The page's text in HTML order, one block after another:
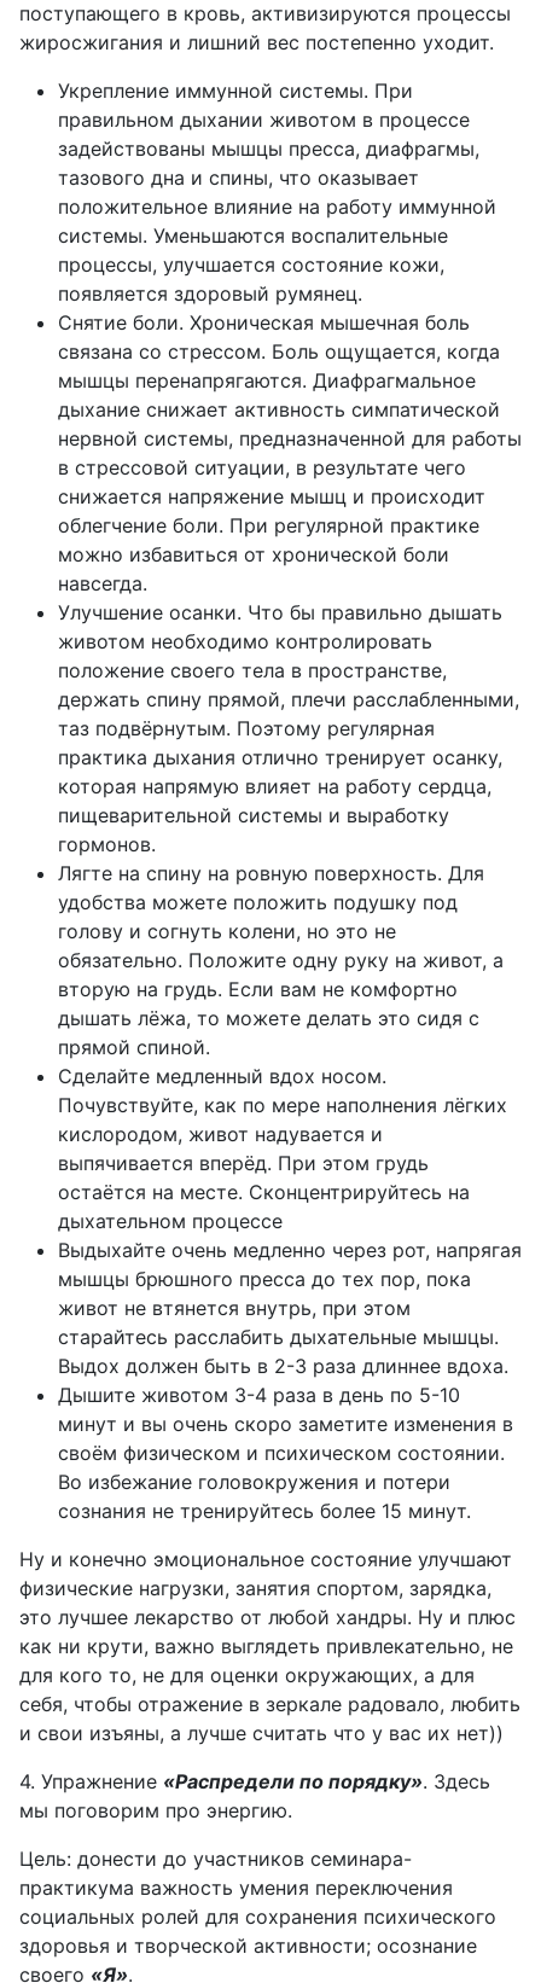
поступающего в кровь, активизируются процессы
жиросжигания и лишний вес постепенно уходит.
Укрепление иммунной системы. При
правильном дыхании животом в процессе
задействованы мышцы пресса, диафрагмы,
тазового дна и спины, что оказывает
положительное влияние на работу иммунной
системы. Уменьшаются воспалительные
процессы, улучшается состояние кожи,
появляется здоровый румянец.
Снятие боли. Хроническая мышечная боль
связана со стрессом. Боль ощущается, когда
мышцы перенапрягаются. Диафрагмальное
дыхание снижает активность симпатической
нервной системы, предназначенной для работы
в стрессовой ситуации, в результате чего
снижается напряжение мышц и происходит
облегчение боли. При регулярной практике
можно избавиться от хронической боли
навсегда.
Улучшение осанки. Что бы правильно дышать
животом необходимо контролировать
положение своего тела в пространстве,
держать спину прямой, плечи расслабленными,
таз подвёрнутым. Поэтому регулярная
практика дыхания отлично тренирует осанку,
которая напрямую влияет на работу сердца,
пищеварительной системы и выработку
гормонов.
Лягте на спину на ровную поверхность. Для
удобства можете положить подушку под
голову и согнуть колени, но это не
обязательно. Положите одну руку на живот, а
вторую на грудь. Если вам не комфортно
дышать лёжа, то можете делать это сидя с
прямой спиной.
Сделайте медленный вдох носом.
Почувствуйте, как по мере наполнения лёгких
кислородом, живот надувается и
выпячивается вперёд. При этом грудь
остаётся на месте. Сконцентрируйтесь на
дыхательном процессе
Выдыхайте очень медленно через рот, напрягая
мышцы брюшного пресса до тех пор, пока
живот не втянется внутрь, при этом
старайтесь расслабить дыхательные мышцы.
Выдох должен быть в 2-3 раза длиннее вдоха.
Дышите животом 3-4 раза в день по 5-10
минут и вы очень скоро заметите изменения в
своём физическом и психическом состоянии.
Во избежание головокружения и потери
сознания не тренируйтесь более 15 минут.
Ну и конечно эмоциональное состояние улучшают
физические нагрузки, занятия спортом, зарядка,
это лучшее лекарство от любой хандры. Ну и плюс
как ни крути, важно выглядеть привлекательно, не
для кого то, не для оценки окружающих, а для
себя, чтобы отражение в зеркале радовало, любить
и свои изъяны, а лучше считать что у вас их нет))
4. Упражнение «Распредели по порядку». Здесь
мы поговорим про энергию.
Цель: донести до участников семинара-
практикума важность умения переключения
социальных ролей для сохранения психического
здоровья и творческой активности; осознание
своего «Я».